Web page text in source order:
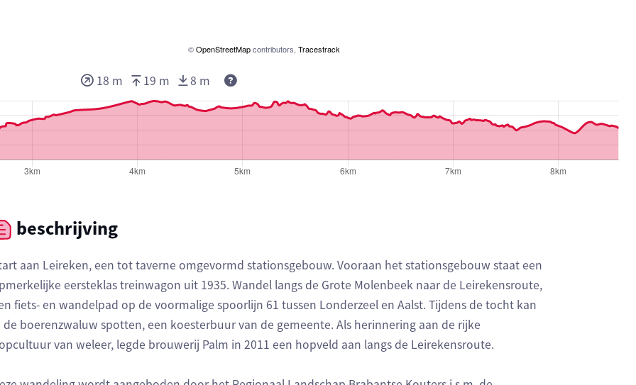
©OpenStreetMapcontributors, Tracestrack
18 m 19 m 8 m
beschrijving
aan Leireken, een tot taverne omgevormd stationsgebouw. Vooraan het stationsgebouw staat een
eersteklas treinwagon uit 1935. Wandel langs de Grote Molenbeek naar de Leirekensroute,
fiets- en wandelpad op de voormalige spoorlijn 61 tussen Londerzeel en Aalst. Tijdens de tocht kan
de boerenzwaluw spotten, een koesterbuur van de gemeente. Als herinnering aan de rijke
van weleer, legde brouwerij Palm in 2011 een hopveld aan langs de Leirekensroute.